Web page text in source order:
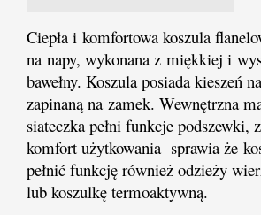
Ciepła i komfortowa koszula
na napy, wykonana z miękkiej i
bawełny. Koszula posiada kieszeń
zapinaną na zamek. Wewnętrzna
siateczka pełni funkcje podszewki,
komfort użytkowania sprawia że
pełnić funkcję również odzieży
lub koszulkę termoaktywną.